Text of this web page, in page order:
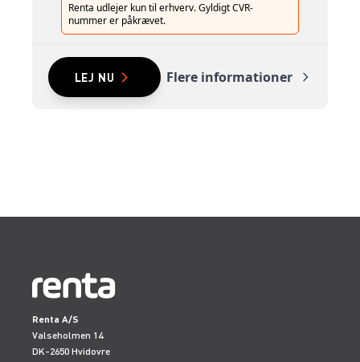
Renta udlejer kun til erhverv. Gyldigt CVR-
nummer er påkrævet.
LEJ NU Flere informationer
Renta A/S
Valseholmen 14
DK-2650 Hvidovre